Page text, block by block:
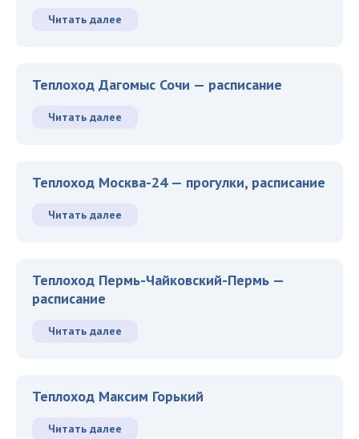
Читать далее
Теплоход Дагомыс Сочи — расписание
Читать далее
Теплоход Москва-24 — прогулки, расписание
Читать далее
Теплоход Пермь-Чайковский-Пермь —
расписание
Читать далее
Теплоход Максим Горький
Читать далее